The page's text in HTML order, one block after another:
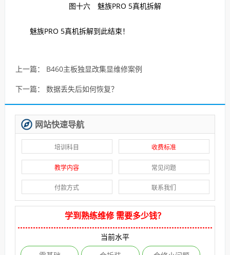
图十六魅族PRO 5真机拆解
魅族PRO 5真机拆解到此结束！
上一篇： B460主板独显改集显维修案例
下一篇： 数据丢失后如何恢复？
网站快速导航
培训科目 收费标准
教学内容 常见问题
付款方式 联系我们
学到熟练维修 需要多少钱？
当前水平